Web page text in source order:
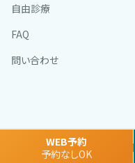
自由診療
FAQ
問い合わせ
Copyright © ひろつ
WEB予約
予約なしOK